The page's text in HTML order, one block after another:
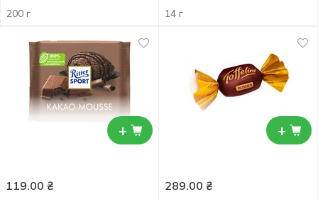
200 г 14 г
+
119.00 ₴
+
289.00 ₴